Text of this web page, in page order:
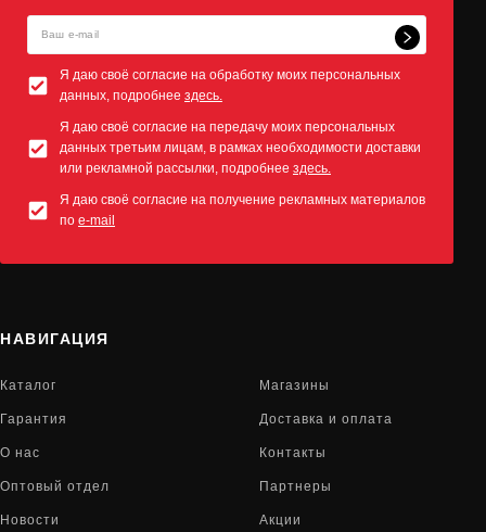
Я даю своё согласие на обработку моих персональных
данных, подробнее здесь.
Я даю своё согласие на передачу моих персональных
данных третьим лицам, в рамках необходимости доставки
или рекламной рассылки, подробнее здесь.
Я даю своё согласие на получение рекламных материалов
по e-mail
НАВИГАЦИЯ
Каталог Магазины
Гарантия Доставка и оплата
О нас Контакты
Оптовый отдел Партнеры
Новости Акции